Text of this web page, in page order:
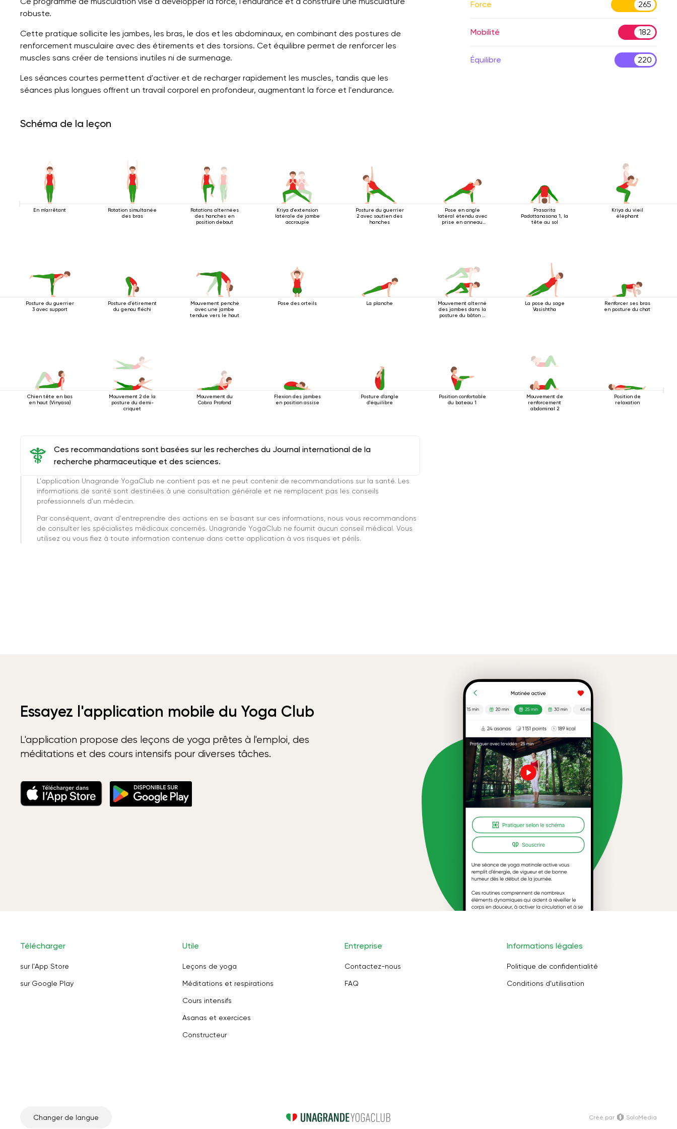
robuste.
Cette pratique sollicite les jambes, les bras, le dos et les abdominaux, en combinant des postures de
renforcement musculaire avec des étirements et des torsions. Cet équilibre permet de renforcer les
muscles sans créer de tensions inutiles ni de surmenage.
Les séances courtes permettent d'activer et de recharger rapidement les muscles, tandis que les
séances plus longues offrent un travail corporel en profondeur, augmentant la force et l'endurance.
Force 265
Mobilité 182
Équilibre 220
Schéma de la leçon
En m'arrêtant
Rotation simultanée
des bras
Rotations alternées
des hanches en
position debout
Kriya d'extension
latérale de jambe
accroupie
Posture du guerrier
2 avec soutien des
hanches
Pose en angle
latéral étendu avec
prise en anneau
Prasarita
Padottanasana 1, la
tête au sol
Kriya du vieil
éléphant
Posture du guerrier
3 avec support
Posture d'étirement
du genou fléchi
Mouvement penché
avec une jambe
tendue vers le haut
Pose des orteils La planche
Mouvement alterné
des jambes dans la
posture du bâton à
La pose du sage
Vasishtha
Renforcer ses bras
en posture du chat
Chien tête en bas
en haut (Vinyasa)
Mouvement 2 de la
posture du demi-
criquet
Mouvement du
Cobra Profond
Flexion des jambes
en position assise
Posture d'angle
d'équilibre
Position confortable
du bateau 1
Mouvement de
renforcement
abdominal 2
Position de
relaxation
Ces recommandations sont basées sur les recherches du Journal international de la
recherche pharmaceutique et des sciences.
L'application Unagrande YogaClub ne contient pas et ne peut contenir de recommandations sur la santé. Les
informations de santé sont destinées à une consultation générale et ne remplacent pas les conseils
professionnels d'un médecin.
Par conséquent, avant d'entreprendre des actions en se basant sur ces informations, nous vous recommandons
de consulter les spécialistes médicaux concernés. Unagrande YogaClub ne fournit aucun conseil médical. Vous
utilisez ou vous fiez à toute information contenue dans cette application à vos risques et périls.
Essayez l'application mobile du Yoga Club
L'application propose des leçons de yoga prêtes à l'emploi, des
méditations et des cours intensifs pour diverses tâches.
Télécharger
sur l'App Store
sur Google Play
Utile
Leçons de yoga
Méditations et respirations
Cours intensifs
Asanas et exercices
Constructeur
Entreprise
Contactez-nous
FAQ
Informations légales
Politique de confidentialité
Conditions d'utilisation
Changer de langue Créé par SoloMedia